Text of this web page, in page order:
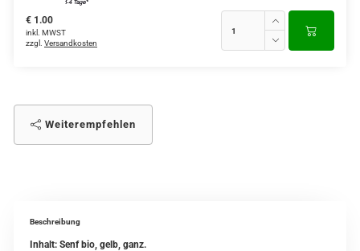
€ 1.00
inkl. MWST
zzgl. Versandkosten
Weiterempfehlen
Beschreibung
Inhalt: Senf bio, gelb, ganz.